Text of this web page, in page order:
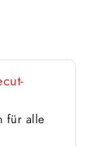
für alle